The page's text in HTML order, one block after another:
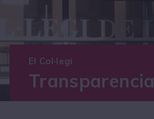
El Col·legi
Transparencia